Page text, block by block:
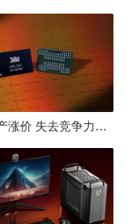
倒逼国产涨价 失去竞争力！三星要减产50%：SSD必须涨价